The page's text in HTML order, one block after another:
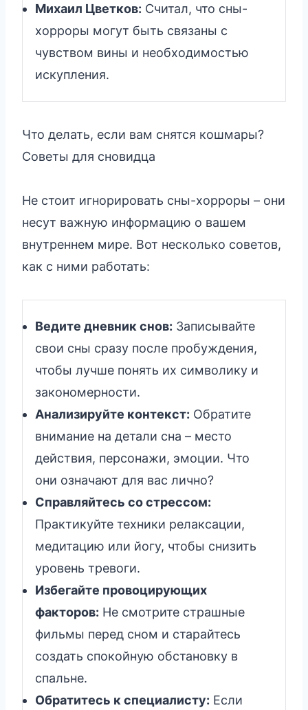
Михаил Цветков: Считал, что сны-
хорроры могут быть связаны с
чувством вины и необходимостью
искупления.
Что делать, если вам снятся кошмары?
Советы для сновидца
Не стоит игнорировать сны-хорроры – они
несут важную информацию о вашем
внутреннем мире. Вот несколько советов,
как с ними работать:
Ведите дневник снов: Записывайте
свои сны сразу после пробуждения,
чтобы лучше понять их символику и
закономерности.
Анализируйте контекст: Обратите
внимание на детали сна – место
действия, персонажи, эмоции. Что
они означают для вас лично?
Справляйтесь со стрессом:
Практикуйте техники релаксации,
медитацию или йогу, чтобы снизить
уровень тревоги.
Избегайте провоцирующих
факторов: Не смотрите страшные
фильмы перед сном и старайтесь
создать спокойную обстановку в
спальне.
Обратитесь к специалисту: Если